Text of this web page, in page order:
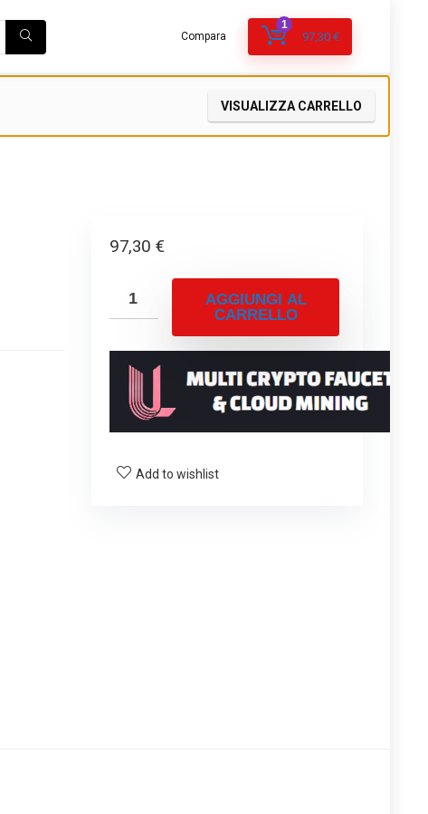
Compara
1
97,30 €
VISUALIZZA CARRELLO
97,30 €
AGGIUNGI AL
CARRELLO
Add to wishlist